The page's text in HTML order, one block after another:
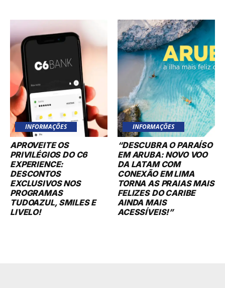
INFORMAÇÕES
APROVEITE OS
PRIVILÉGIOS DO C6
EXPERIENCE:
DESCONTOS
EXCLUSIVOS NOS
PROGRAMAS
TUDOAZUL, SMILES E
LIVELO!
INFORMAÇÕES
“DESCUBRA O PARAÍSO
EM ARUBA: NOVO VOO
DA LATAM COM
CONEXÃO EM LIMA
TORNA AS PRAIAS MAIS
FELIZES DO CARIBE
AINDA MAIS
ACESSÍVEIS!”